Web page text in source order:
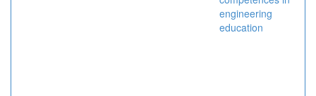
engineering
education